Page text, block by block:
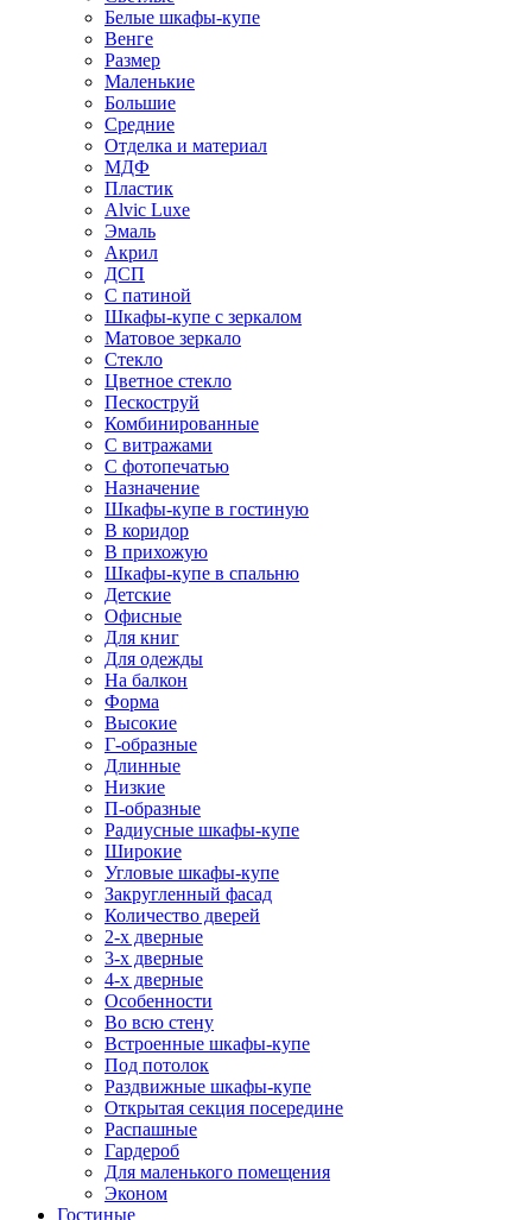
Белые шкафы-купе
Венге
Размер
Маленькие
Большие
Средние
Отделка и материал
МДФ
Пластик
Alvic Luxe
Эмаль
Акрил
ДСП
С патиной
Шкафы-купе с зеркалом
Матовое зеркало
Стекло
Цветное стекло
Пескоструй
Комбинированные
С витражами
С фотопечатью
Назначение
Шкафы-купе в гостиную
В коридор
В прихожую
Шкафы-купе в спальню
Детские
Офисные
Для книг
Для одежды
На балкон
Форма
Высокие
Г-образные
Длинные
Низкие
П-образные
Радиусные шкафы-купе
Широкие
Угловые шкафы-купе
Закругленный фасад
Количество дверей
2-х дверные
3-х дверные
4-х дверные
Особенности
Во всю стену
Встроенные шкафы-купе
Под потолок
Раздвижные шкафы-купе
Открытая секция посередине
Распашные
Гардероб
Для маленького помещения
Эконом
Гостиные